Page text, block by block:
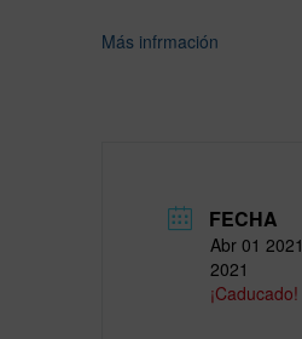
Más infrmación
FECHA
Abr 01 2021
2021
¡Caducado!